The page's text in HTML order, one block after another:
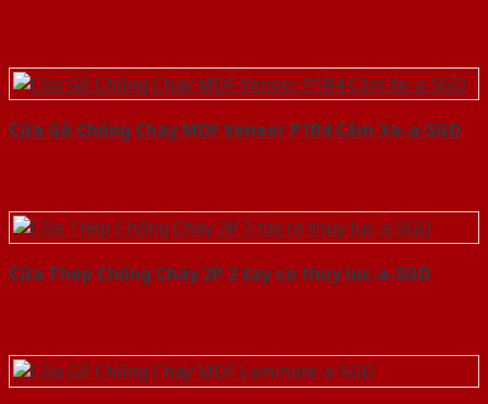
Cửa Gỗ Chống Cháy MDF Veneer P1R4 Căm Xe-a-SGD
Cửa Thép Chống Cháy 2P 2 tay co thuy luc-a-SGD